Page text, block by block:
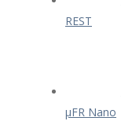
REST
μFR Nano